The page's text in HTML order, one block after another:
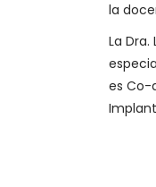
la
La
es Co-